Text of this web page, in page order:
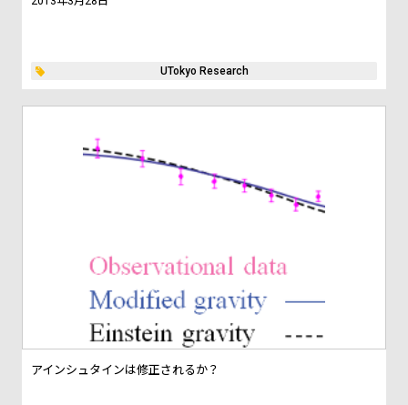
UTokyo Research
アインシュタインは修正されるか？